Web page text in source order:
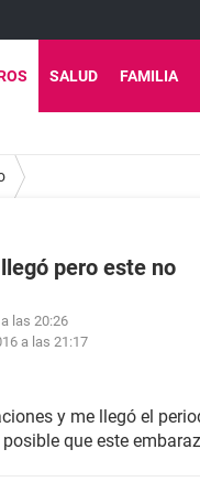
SALUD FAMILIA
pero este no
las 20:26
a las 21:17
y me llegó el
que este